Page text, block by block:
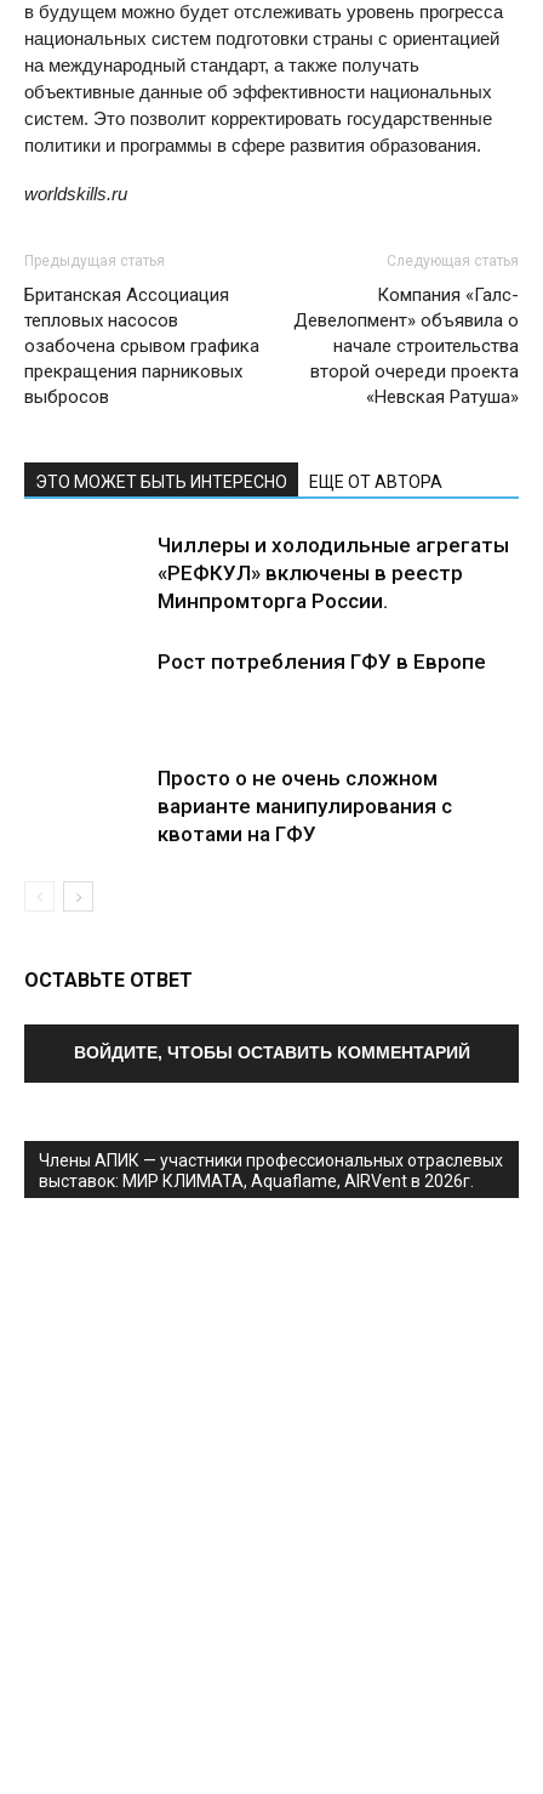
в будущем можно будет отслеживать уровень прогресса
национальных систем подготовки страны с ориентацией
на международный стандарт, а также получать
объективные данные об эффективности национальных
систем. Это позволит корректировать государственные
политики и программы в сфере развития образования.
worldskills.ru
Предыдущая статья
Британская Ассоциация
тепловых насосов
озабочена срывом графика
прекращения парниковых
выбросов
Следующая статья
Компания «Галс-
Девелопмент» объявила о
начале строительства
второй очереди проекта
«Невская Ратуша»
ЭТО МОЖЕТ БЫТЬ ИНТЕРЕСНО ЕЩЕ ОТ АВТОРА
Чиллеры и холодильные агрегаты
«РЕФКУЛ» включены в реестр
Минпромторга России.
Рост потребления ГФУ в Европе
Просто о не очень сложном
варианте манипулирования с
квотами на ГФУ
ОСТАВЬТЕ ОТВЕТ
ВОЙДИТЕ, ЧТОБЫ ОСТАВИТЬ КОММЕНТАРИЙ
Члены АПИК — участники профессиональных отраслевых
выставок: МИР КЛИМАТА, Aquaflame, AIRVent в 2026г.